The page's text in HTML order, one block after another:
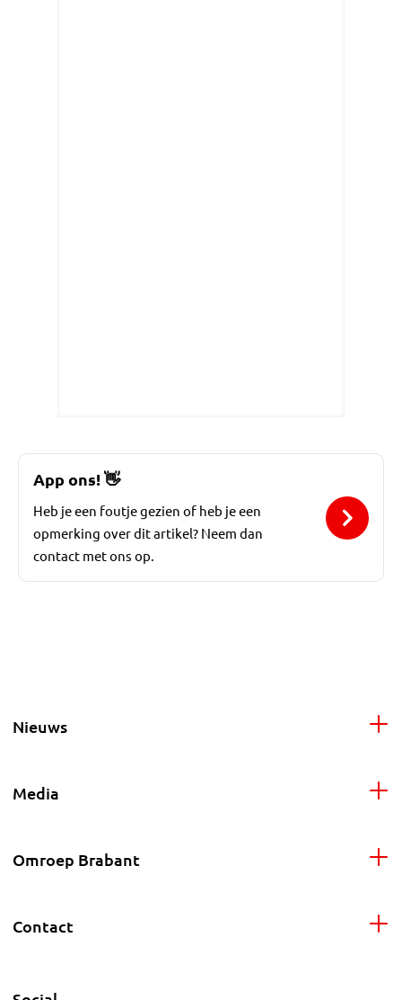
App ons!👋
Heb je een foutje gezien of heb je een
opmerking over dit artikel? Neem dan
contact met ons op.
Nieuws
Media
Omroep Brabant
Contact